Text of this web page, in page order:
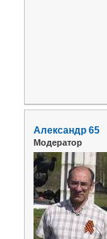
Александр 65
Модератор